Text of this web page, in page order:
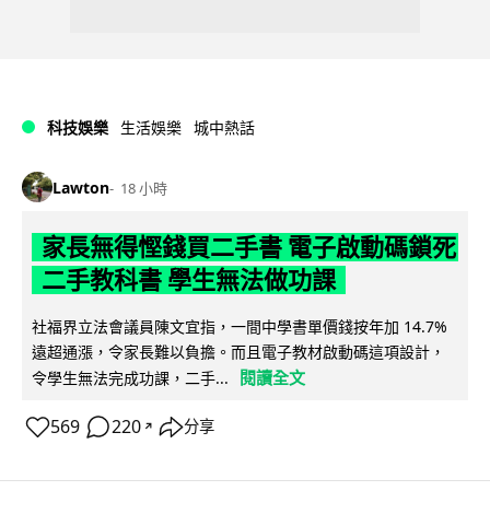
科技娛樂 生活娛樂 城中熱話
Lawton 18 小時
家長無得慳錢買二手書 電子啟動碼鎖死
二手教科書 學生無法做功課
社福界立法會議員陳文宜指，一間中學書單價錢按年加 14.7%
遠超通漲，令家長難以負擔。而且電子教材啟動碼這項設計，
令學生無法完成功課，二手...
閱讀全文
569 220 ↗ 分享